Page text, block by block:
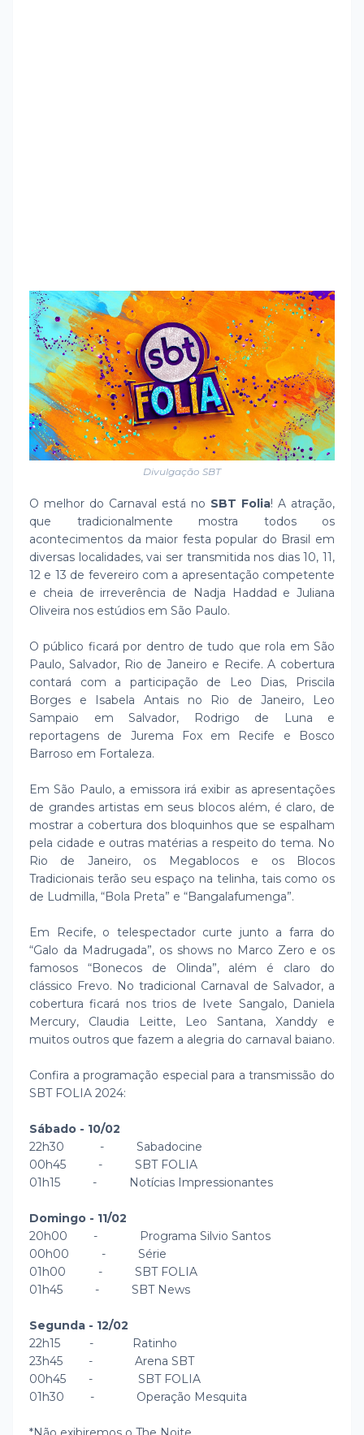
Divulgação SBT
O melhor do Carnaval está no SBT Folia! A atração,
que tradicionalmente mostra todos os
acontecimentos da maior festa popular do Brasil em
diversas localidades, vai ser transmitida nos dias 10, 11,
12 e 13 de fevereiro com a apresentação competente
e cheia de irreverência de Nadja Haddad e Juliana
Oliveira nos estúdios em São Paulo.
O público ficará por dentro de tudo que rola em São
Paulo, Salvador, Rio de Janeiro e Recife. A cobertura
contará com a participação de Leo Dias, Priscila
Borges e Isabela Antais no Rio de Janeiro, Leo
Sampaio em Salvador, Rodrigo de Luna e
reportagens de Jurema Fox em Recife e Bosco
Barroso em Fortaleza.
Em São Paulo, a emissora irá exibir as apresentações
de grandes artistas em seus blocos além, é claro, de
mostrar a cobertura dos bloquinhos que se espalham
pela cidade e outras matérias a respeito do tema. No
Rio de Janeiro, os Megablocos e os Blocos
Tradicionais terão seu espaço na telinha, tais como os
de Ludmilla, “Bola Preta” e “Bangalafumenga”.
Em Recife, o telespectador curte junto a farra do
“Galo da Madrugada”, os shows no Marco Zero e os
famosos “Bonecos de Olinda”, além é claro do
clássico Frevo. No tradicional Carnaval de Salvador, a
cobertura ficará nos trios de Ivete Sangalo, Daniela
Mercury, Claudia Leitte, Leo Santana, Xanddy e
muitos outros que fazem a alegria do carnaval baiano.
Confira a programação especial para a transmissão do
SBT FOLIA 2024:
Sábado - 10/02
22h30 - Sabadocine
00h45 - SBT FOLIA
01h15 - Notícias Impressionantes
Domingo - 11/02
20h00 - Programa Silvio Santos
00h00 - Série
01h00 - SBT FOLIA
01h45 - SBT News
Segunda - 12/02
22h15 - Ratinho
23h45 - Arena SBT
00h45 - SBT FOLIA
01h30 - Operação Mesquita